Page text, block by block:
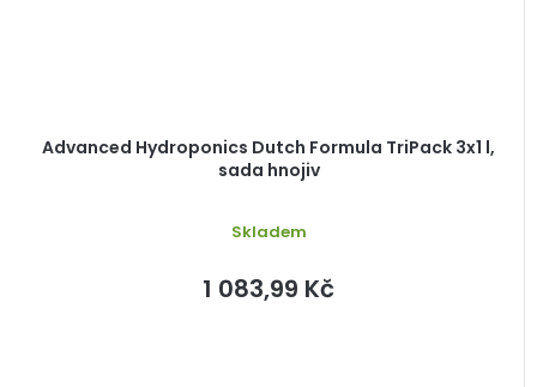
Advanced Hydroponics Dutch Formula TriPack 3x1 l,
sada hnojiv
Skladem
1 083,99 Kč